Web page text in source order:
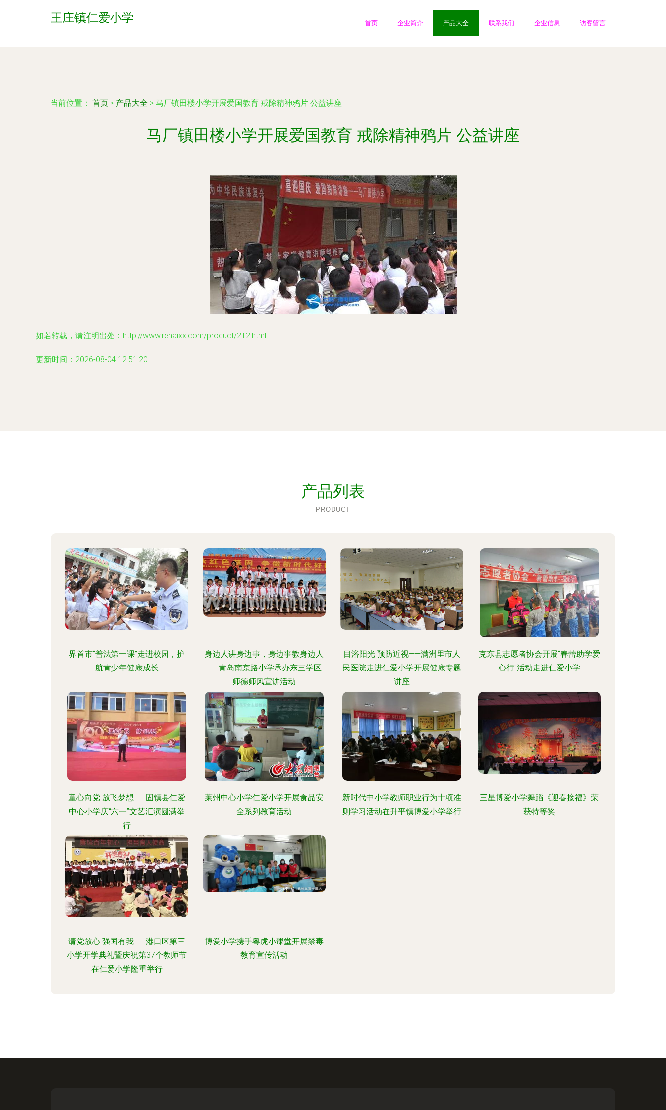
王庄镇仁爱小学 首页 企业简介 产品大全 联系我们 企业信息 访客留言
当前位置： 首页 > 产品大全 > 马厂镇田楼小学开展爱国教育 戒除精神鸦片 公益讲座
马厂镇田楼小学开展爱国教育 戒除精神鸦片 公益讲座
如若转载，请注明出处：http://www.renaixx.com/product/212.html
更新时间：2026-08-04 12:51:20
产品列表
PRODUCT
界首市“普法第一课”走进校园，护
航青少年健康成长
身边人讲身边事，身边事教身边人
——青岛南京路小学承办东三学区
师德师风宣讲活动
目浴阳光 预防近视——满洲里市人
民医院走进仁爱小学开展健康专题
讲座
克东县志愿者协会开展“春蕾助学爱
心行”活动走进仁爱小学
童心向党 放飞梦想——固镇县仁爱
中心小学庆“六一”文艺汇演圆满举
行
莱州中心小学仁爱小学开展食品安
全系列教育活动
新时代中小学教师职业行为十项准
则学习活动在升平镇博爱小学举行
三星博爱小学舞蹈《迎春接福》荣
获特等奖
请党放心 强国有我——港口区第三
小学开学典礼暨庆祝第37个教师节
在仁爱小学隆重举行
博爱小学携手粤虎小课堂开展禁毒
教育宣传活动